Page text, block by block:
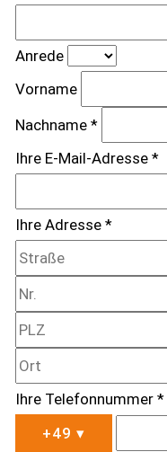
Anrede
Vorname
Nachname *
Ihre E-Mail-Adresse *
Ihre Adresse *
Ihre Telefonnummer *
+49 ▾